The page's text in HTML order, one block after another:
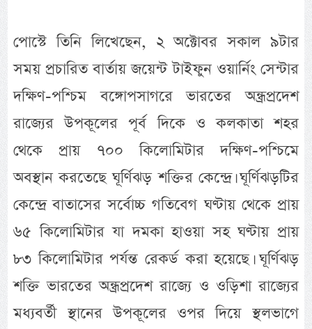
পোস্টে তিনি লিখেছেন, ২ অক্টোবর সকাল ৯টার
সময় প্রচারিত বার্তায় জয়েন্ট টাইফুন ওয়ার্নিং সেন্টার
দক্ষিণ-পশ্চিম বঙ্গোপসাগরে ভারতের অন্ধ্রপ্রদেশ
রাজ্যের উপকূলের পূর্ব দিকে ও কলকাতা শহর
থেকে প্রায় ৭০০ কিলোমিটার দক্ষিণ-পশ্চিমে
অবস্থান করতেছে ঘূর্ণিঝড় শক্তির কেন্দ্রে। ঘূর্ণিঝড়টির
কেন্দ্রে বাতাসের সর্বোচ্চ গতিবেগ ঘণ্টায় থেকে প্রায়
৬৫ কিলোমিটার যা দমকা হাওয়া সহ ঘণ্টায় প্রায়
৮৩ কিলোমিটার পর্যন্ত রেকর্ড করা হয়েছে। ঘূর্ণিঝড়
শক্তি ভারতের অন্ধ্রপ্রদেশ রাজ্যে ও ওড়িশা রাজ্যের
মধ্যবর্তী স্থানের উপকূলের ওপর দিয়ে স্থলভাগে